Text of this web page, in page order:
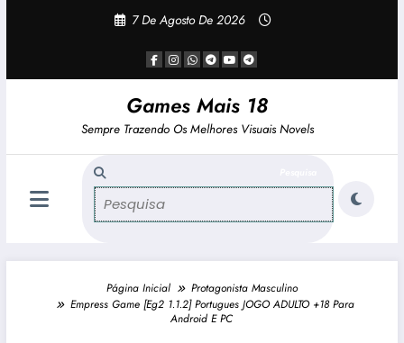
7 De Agosto De 2026
Games Mais 18
Sempre Trazendo Os Melhores Visuais Novels
Página Inicial
Protagonista Masculino
Empress Game [Eg2 1.1.2] Portugues JOGO ADULTO +18 Para
Android E PC